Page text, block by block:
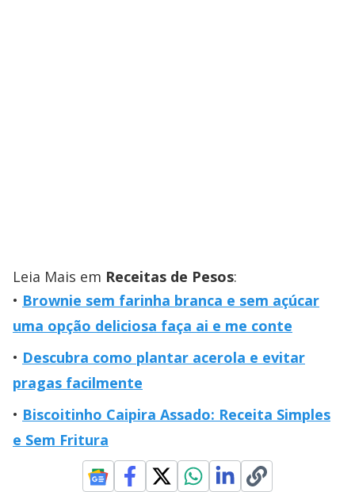
Leia Mais em Receitas de Pesos:
Brownie sem farinha branca e sem açúcar
uma opção deliciosa faça ai e me conte
Descubra como plantar acerola e evitar
pragas facilmente
Biscoitinho Caipira Assado: Receita Simples
e Sem Fritura